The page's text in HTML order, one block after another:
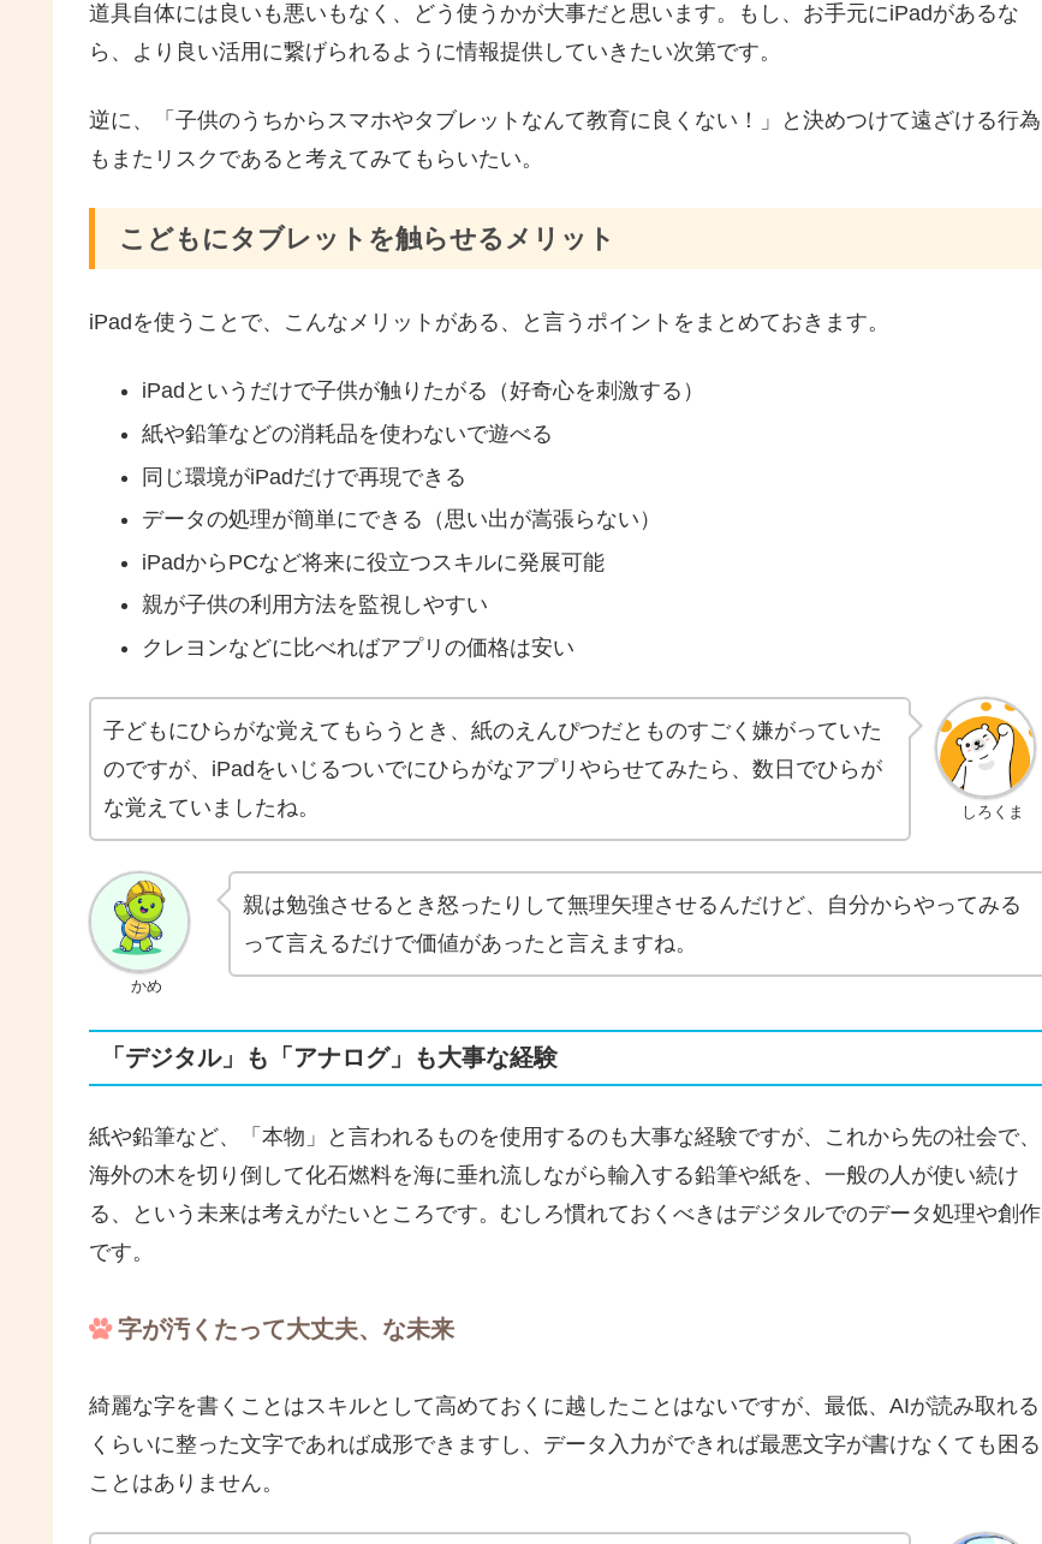
道具自体には良いも悪いもなく、どう使うかが大事だと思います。もし、お手元にiPadがあるな
ら、より良い活用に繋げられるように情報提供していきたい次第です。
逆に、「子供のうちからスマホやタブレットなんて教育に良くない！」と決めつけて遠ざける行為
もまたリスクであると考えてみてもらいたい。
こどもにタブレットを触らせるメリット
iPadを使うことで、こんなメリットがある、と言うポイントをまとめておきます。
iPadというだけで子供が触りたがる（好奇心を刺激する）
紙や鉛筆などの消耗品を使わないで遊べる
同じ環境がiPadだけで再現できる
データの処理が簡単にできる（思い出が嵩張らない）
iPadからPCなど将来に役立つスキルに発展可能
親が子供の利用方法を監視しやすい
クレヨンなどに比べればアプリの価格は安い
しろくま
子どもにひらがな覚えてもらうとき、紙のえんぴつだとものすごく嫌がっていた
のですが、iPadをいじるついでにひらがなアプリやらせてみたら、数日でひらが
な覚えていましたね。
かめ
親は勉強させるとき怒ったりして無理矢理させるんだけど、自分からやってみる
って言えるだけで価値があったと言えますね。
「デジタル」も「アナログ」も大事な経験
紙や鉛筆など、「本物」と言われるものを使用するのも大事な経験ですが、これから先の社会で、
海外の木を切り倒して化石燃料を海に垂れ流しながら輸入する鉛筆や紙を、一般の人が使い続け
る、という未来は考えがたいところです。むしろ慣れておくべきはデジタルでのデータ処理や創作
です。
字が汚くたって大丈夫、な未来
綺麗な字を書くことはスキルとして高めておくに越したことはないですが、最低、AIが読み取れる
くらいに整った文字であれば成形できますし、データ入力ができれば最悪文字が書けなくても困る
ことはありません。